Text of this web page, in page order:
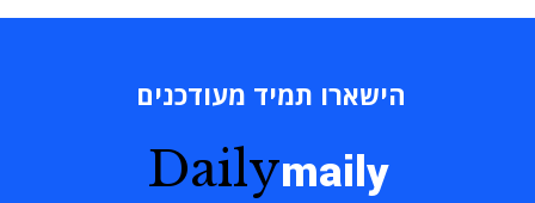
הישארו תמיד מעודכנים
Dailymaily